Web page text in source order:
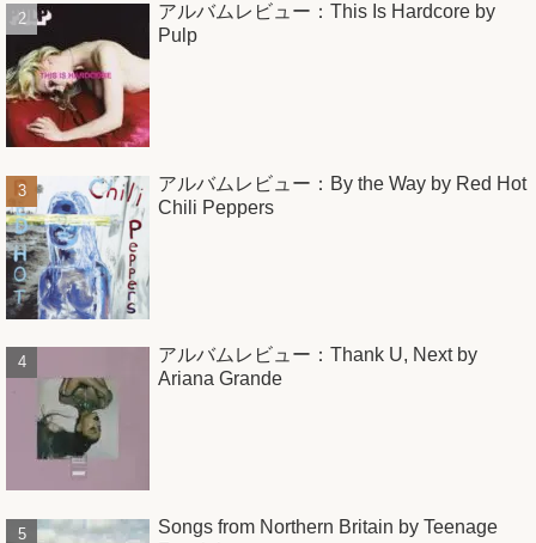
アルバムレビュー：This Is Hardcore by
Pulp
アルバムレビュー：By the Way by Red Hot
Chili Peppers
アルバムレビュー：Thank U, Next by
Ariana Grande
Songs from Northern Britain by Teenage